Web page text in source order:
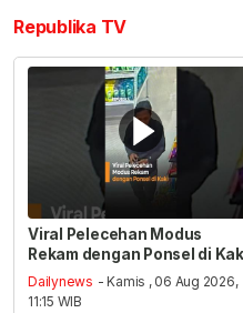
Republika TV
Viral Pelecehan Modus
Rekam dengan Ponsel di
Dailynews - Kamis , 06 Aug 2026,
11:15 WIB